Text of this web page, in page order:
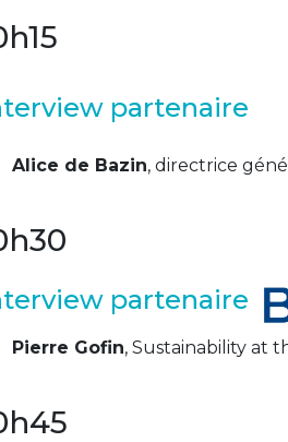
partenaire
Alice de Bazin, directrice
partenaire
Pierre Gofin, Sustainability at